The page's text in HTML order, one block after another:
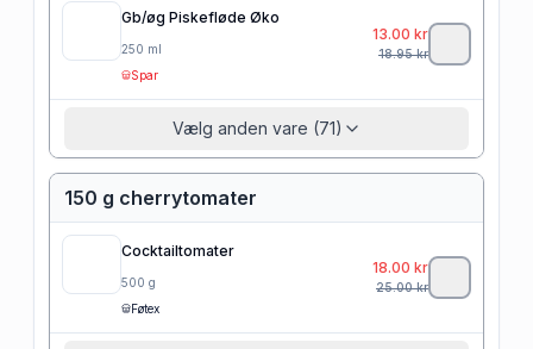
Gb/øg Piskefløde Øko
250 ml
Spar
13.00 kr
18.95kr
Vælg anden vare (71)
150 g cherrytomater
Cocktailtomater
500 g
Føtex
18.00 kr
25.00kr